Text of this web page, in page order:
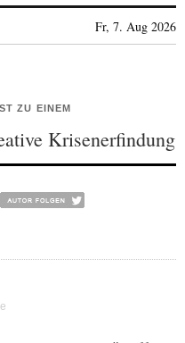
Fr, 7. Aug 2026
ZU EINEM
Krisenerfindung